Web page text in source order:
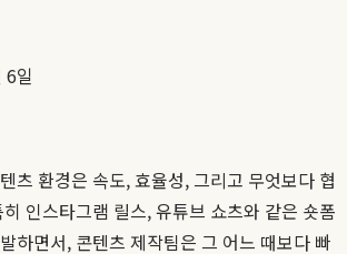
6일
츠 환경은 속도, 효율성, 그리고 무엇보다 협
인스타그램 릴스, 유튜브 쇼츠와 같은 숏폼
하면서, 콘텐츠 제작팀은 그 어느 때보다 빠